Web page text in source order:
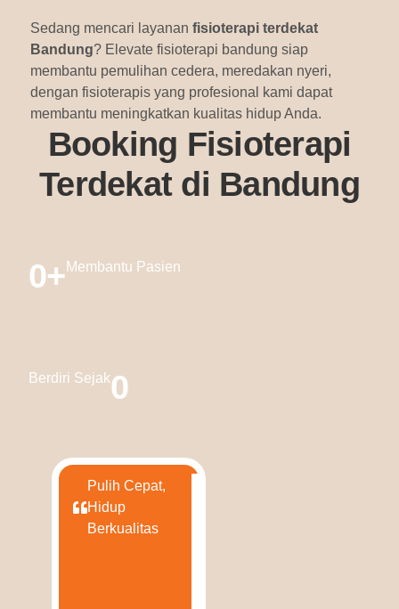
Sedang mencari layanan fisioterapi terdekat
Bandung? Elevate fisioterapi bandung siap
membantu pemulihan cedera, meredakan nyeri,
dengan fisioterapis yang profesional kami dapat
membantu meningkatkan kualitas hidup Anda.
Booking Fisioterapi
Terdekat di Bandung
0+ Membantu Pasien
Berdiri Sejak0
Pulih Cepat,
Hidup
Berkualitas